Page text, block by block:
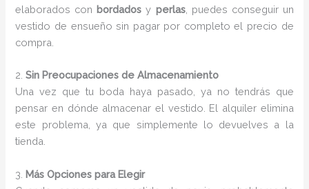
elaborados con bordados y perlas, puedes conseguir un
vestido de ensueño sin pagar por completo el precio de
compra.
2.Sin Preocupaciones de Almacenamiento
Una vez que tu boda haya pasado, ya no tendrás que
pensar en dónde almacenar el vestido. El alquiler elimina
este problema, ya que simplemente lo devuelves a la
tienda.
3. Más Opciones para Elegir